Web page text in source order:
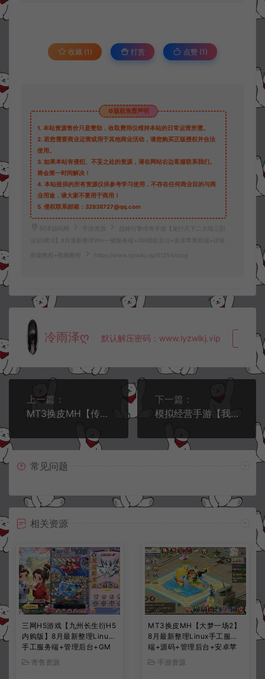
收藏 (1) 打赏 点赞 (1 )
©版权免责声明
1. 本站资源售价只是赞助，收取费用仅维持本站的日常运营所需。
2. 若您需要商业运营或用于其他商业活动，请您购买正版授权并合法
使用。
3. 如果本站有侵犯、不妥之处的资源，请在网站右边客服联系我们。
将会第一时间解决！
4. 本站提供的所有资源仅供参考学习使用，不存在任何商业目的与商
业用途，请大家不要用于商用！
5. 侵权联系邮箱：32838727@qq.com
阿泽源码网 手游资源
战神引擎传奇手游【龙行天下二大陆三职
业[白猪3]】8月最新整理Win一键服务端+GM授权后台+安卓苹果双端+详细
搭建教程+视频教程 https://www.lyzwlkj.vip/51254/syzy/
冷雨泽ღ 默认解压密码：www.lyzwlkj.vip 复
上一篇：
MT3换皮MH【传奇之战单职业】8月最新整理Linux手工服务端+源码+管理后台+安卓苹果双端+详细搭建教程+视频教程
下一篇：
模拟经营手游【我X大X家修复完整增量版】8月最新整理Linux手工服务端+本地验证+本地热更+CDK授权后台+安卓苹果双端+详细搭建教程+视频教程
常见问题
相关资源
三网H5游戏【九州长生衍H5
内购版】8月最新整理Linux
手工服务端+管理后台+GM
授权后台+简易安卓客户端
+详细搭建教程+视频教程
寄售资源
MT3换皮MH【大梦一场2】
8月最新整理Linux手工服务
端+源码+管理后台+安卓苹
果双端+详细搭建教程+视频
教程
手游资源